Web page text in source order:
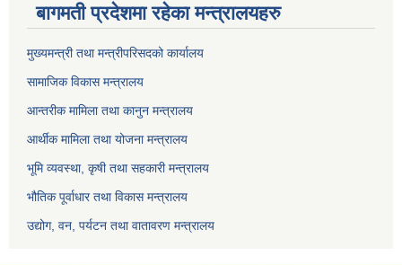
बागमती प्रदेशमा रहेका मन्त्रालयहरु
मुख्यमन्त्री तथा मन्त्रीपरिसदको कार्यालय
सामाजिक विकास मन्त्रालय
आन्तरीक मामिला तथा कानुन मन्त्रालय
आर्थीक मामिला तथा योजना मन्त्रालय
भूमि व्यवस्था, कृषी तथा सहकारी मन्त्रालय
भौतिक पूर्वाधार तथा विकास मन्त्रालय
उद्योग, वन, पर्यटन तथा वातावरण मन्त्रालय